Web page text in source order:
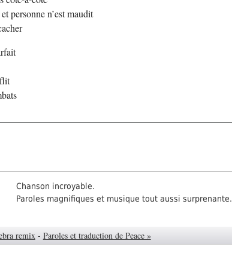
personne n’est maudit
Chanson incroyable.
Paroles magnifiques et musique tout aussi surprenante.
remix - Paroles et traduction de Peace »